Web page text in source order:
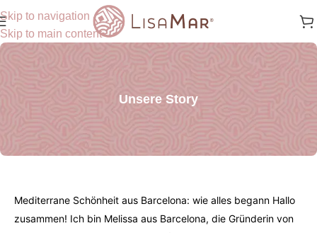
Skip to navigation
Skip to main content
Unsere Story
Mediterrane Schönheit aus Barcelona: wie alles begann Hallo
zusammen! Ich bin Melissa aus Barcelona, die Gründerin von